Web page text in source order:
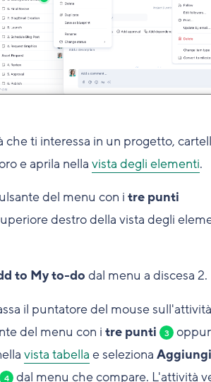
che ti interessa in un progetto,
e aprila nella vista degli elementi.
del menu con i tre punti
destro della vista degli
to My to-do dal menu a discesa 2.
il puntatore del mouse
del menu con i tre punti 3
vista tabella e seleziona
4 dal menu che compare. L'attività